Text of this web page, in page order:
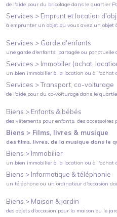
de l'aide pour du bricolage dans le quartier
Services > Emprunt et location
à emprunter un objet ou vous avez un objet
Services > Garde d'enfants
une garde d'enfants, partagée ou ponctuelle
Services > Immobiler (achat,
un bien immobilier à la location ou à l'achat
Services >Transport, co-voiturage
de l'aide pour du co-voiturage dans le
Biens > Enfants & bébés
des vêtements pour enfants, des accessoires
Biens > Films, livres & musique
des films, livres, de la musique dans le
Biens > Immobilier
un bien immobilier à la location ou à l'achat
Biens > Informatique & téléphonie
un téléphone ou un ordinateur d'occasion
Biens > Maison & jardin
des objets d'occasion pour la maison ou le